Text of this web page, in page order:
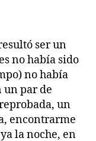
ser un
no había sido
no había
un par de
un
encontrarme
la noche, en